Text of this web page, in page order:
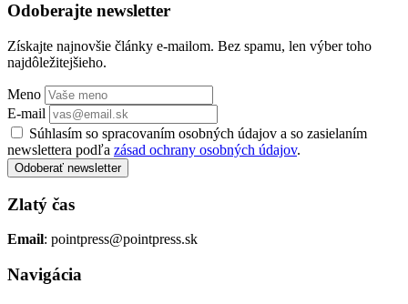
Odoberajte newsletter
Získajte najnovšie články e-mailom. Bez spamu, len výber toho
najdôležitejšieho.
Meno
E-mail
Súhlasím so spracovaním osobných údajov a so zasielaním
newslettera podľa zásad ochrany osobných údajov.
Odoberať newsletter
Zlatý čas
Email: pointpress@pointpress.sk
Navigácia